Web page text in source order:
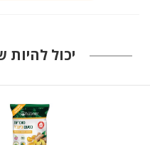
יכול להיות